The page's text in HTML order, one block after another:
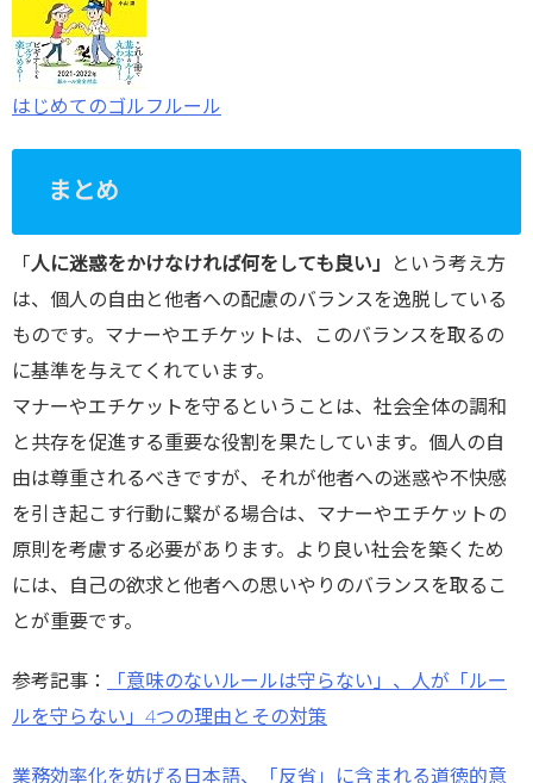
はじめてのゴルフルール
まとめ
「 人に迷惑をかけなければ何をしても良い」
という考え方
は、個人の自由と他者への配慮のバランスを逸脱している
ものです。マナーやエチケットは、このバランスを取るの
に基準を与えてくれています。
マナーやエチケットを守るということは、社会全体の調和
と共存を促進する重要な役割を果たしています。個人の自
由は尊重されるべきですが、それが他者への迷惑や不快感
を引き起こす行動に繋がる場合は、マナーやエチケットの
原則を考慮する必要があります。より良い社会を築くため
には、自己の欲求と他者への思いやりのバランスを取るこ
とが重要です。
参考記事：
「意味のないルールは守らない」、人が「ルー
ルを守らない」4つの理由とその対策
業務効率化を妨げる日本語、「反省」に含まれる道徳的意